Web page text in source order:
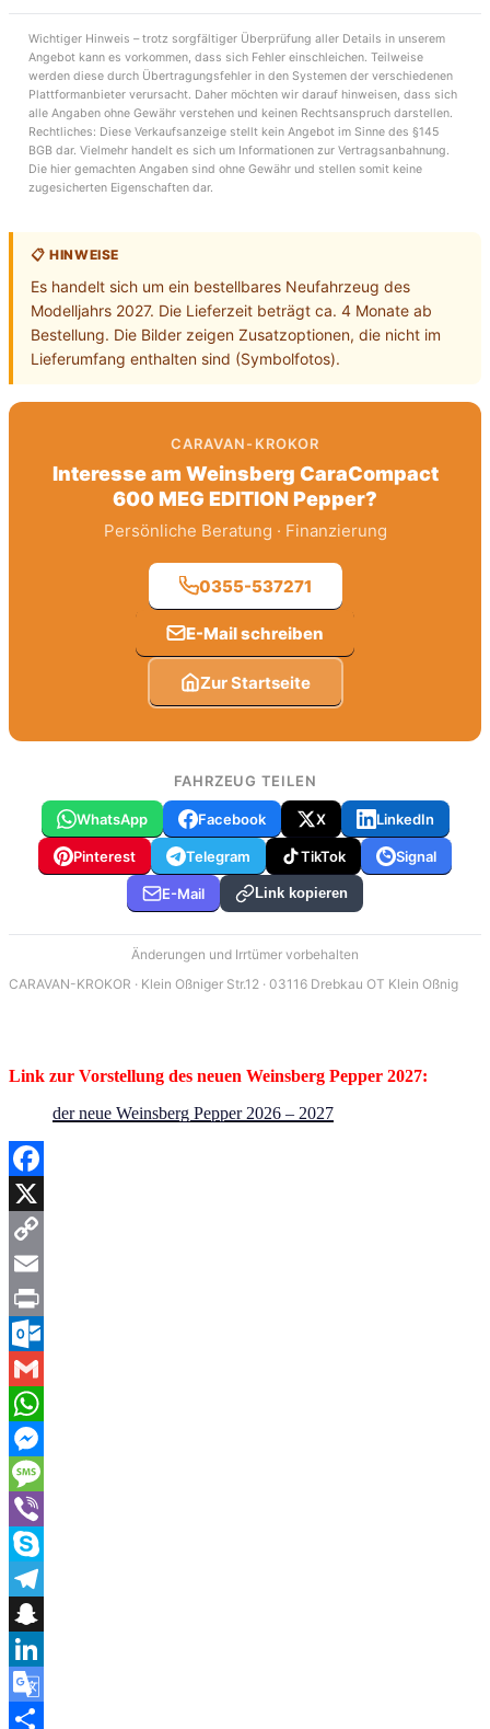
Wichtiger Hinweis – trotz sorgfältiger Überprüfung aller Details in unserem
Angebot kann es vorkommen, dass sich Fehler einschleichen. Teilweise
werden diese durch Übertragungsfehler in den Systemen der verschiedenen
Plattformanbieter verursacht. Daher möchten wir darauf hinweisen, dass sich
alle Angaben ohne Gewähr verstehen und keinen Rechtsanspruch darstellen.
Rechtliches: Diese Verkaufsanzeige stellt kein Angebot im Sinne des §145
BGB dar. Vielmehr handelt es sich um Informationen zur Vertragsanbahnung.
Die hier gemachten Angaben sind ohne Gewähr und stellen somit keine
zugesicherten Eigenschaften dar.
📋 HINWEISE
Es handelt sich um ein bestellbares Neufahrzeug des
Modelljahrs 2027. Die Lieferzeit beträgt ca. 4 Monate ab
Bestellung. Die Bilder zeigen Zusatzoptionen, die nicht im
Lieferumfang enthalten sind (Symbolfotos).
CARAVAN-KROKOR
Interesse am Weinsberg CaraCompact
600 MEG EDITION Pepper?
Persönliche Beratung · Finanzierung
0355-537271
E-Mail schreiben
Zur Startseite
FAHRZEUG TEILEN
WhatsApp Facebook X LinkedIn
Pinterest Telegram TikTok Signal
E-Mail Link kopieren
Änderungen und Irrtümer vorbehalten
CARAVAN-KROKOR · Klein Oßniger Str.12 · 03116 Drebkau OT Klein Oßnig
Link zur Vorstellung des neuen Weinsberg Pepper 2027:
der neue Weinsberg Pepper 2026 – 2027
Facebook
X
Copy
Link
Email
Print
Outlook.com
Gmail
WhatsApp
Messenger
Message
Viber
Skype
Telegram
Snapchat
LinkedIn
Google